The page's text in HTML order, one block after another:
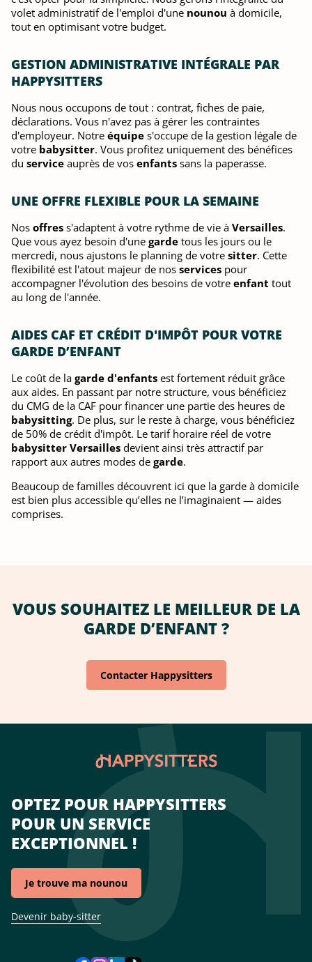
volet administratif de l'emploi d'une nounou à domicile,
tout en optimisant votre budget.
GESTION ADMINISTRATIVE INTÉGRALE PAR
HAPPYSITTERS
Nous nous occupons de tout : contrat, fiches de paie,
déclarations. Vous n'avez pas à gérer les contraintes
d'employeur. Notre équipe s'occupe de la gestion légale de
votre babysitter. Vous profitez uniquement des bénéfices
du service auprès de vos enfants sans la paperasse.
UNE OFFRE FLEXIBLE POUR LA SEMAINE
Nos offres s'adaptent à votre rythme de vie à Versailles.
Que vous ayez besoin d'une garde tous les jours ou le
mercredi, nous ajustons le planning de votre sitter. Cette
flexibilité est l'atout majeur de nos services pour
accompagner l'évolution des besoins de votre enfant tout
au long de l'année.
AIDES CAF ET CRÉDIT D'IMPÔT POUR VOTRE
GARDE D’ENFANT
Le coût de la garde d'enfants est fortement réduit grâce
aux aides. En passant par notre structure, vous bénéficiez
du CMG de la CAF pour financer une partie des heures de
babysitting. De plus, sur le reste à charge, vous bénéficiez
de 50% de crédit d'impôt. Le tarif horaire réel de votre
babysitter Versailles devient ainsi très attractif par
rapport aux autres modes de garde.
Beaucoup de familles découvrent ici que la garde à domicile
est bien plus accessible qu’elles ne l’imaginaient — aides
comprises.
VOUS SOUHAITEZ LE MEILLEUR DE LA
GARDE D’ENFANT ?
Contacter Happysitters
OPTEZ POUR HAPPYSITTERS
POUR UN SERVICE
EXCEPTIONNEL !
Je trouve ma nounou
Devenir baby-sitter